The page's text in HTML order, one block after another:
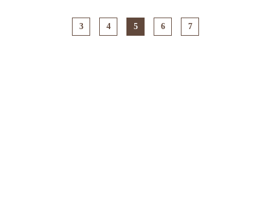
3 4 5 6 7